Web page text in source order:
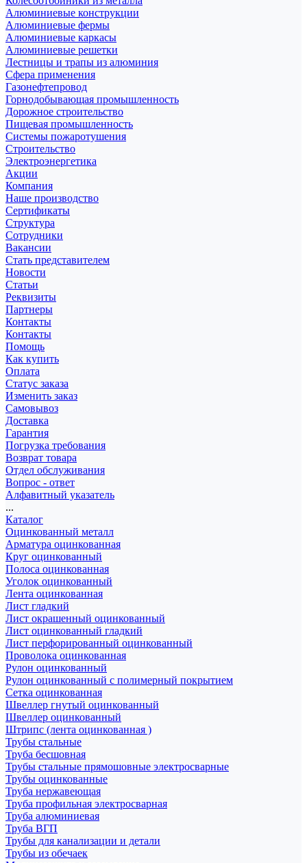
Алюминиевые конструкции
Алюминиевые фермы
Алюминиевые каркасы
Алюминиевые решетки
Лестницы и трапы из алюминия
Сфера применения
Газонефтепровод
Горнодобывающая промышленность
Дорожное строительство
Пищевая промышленность
Системы пожаротушения
Строительство
Электроэнергетика
Акции
Компания
Наше производство
Сертификаты
Структура
Сотрудники
Вакансии
Стать представителем
Новости
Статьи
Реквизиты
Партнеры
Контакты
Контакты
Помощь
Как купить
Оплата
Статус заказа
Изменить заказ
Самовывоз
Доставка
Гарантия
Погрузка требования
Возврат товара
Отдел обслуживания
Вопрос - ответ
Алфавитный указатель
...
Каталог
Оцинкованный металл
Арматура оцинкованная
Круг оцинкованный
Полоса оцинкованная
Уголок оцинкованный
Лента оцинкованная
Лист гладкий
Лист окрашенный оцинкованный
Лист оцинкованный гладкий
Лист перфорированный оцинкованный
Проволока оцинкованная
Рулон оцинкованный
Рулон оцинкованный с полимерный покрытием
Сетка оцинкованная
Швеллер гнутый оцинкованный
Швеллер оцинкованный
Штрипс (лента оцинкованная )
Трубы стальные
Труба бесшовная
Трубы стальные прямошовные электросварные
Трубы оцинкованные
Труба нержавеющая
Труба профильная электросварная
Труба алюминиевая
Труба ВГП
Трубы для канализации и детали
Трубы из обечаек